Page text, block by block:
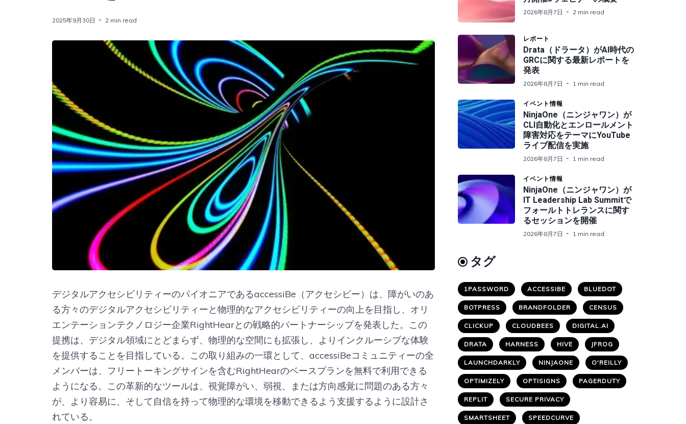
2025年9月30日 2 min read
デジタルアクセシビリティーのパイオニアであるaccessiBe（アクセシビー）は、障がいのあ
る方々のデジタルアクセシビリティーと物理的なアクセシビリティーの向上を目指し、オリ
エンテーションテクノロジー企業RightHearとの戦略的パートナーシップを発表した。この
提携は、デジタル領域にとどまらず、物理的な空間にも拡張し、よりインクルーシブな体験
を提供することを目指している。この取り組みの一環として、accessiBeコミュニティーの全
メンバーは、フリートーキングサインを含むRightHearのベースプランを無料で利用できる
ようになる。この革新的なツールは、視覚障がい、弱視、または方向感覚に問題のある方々
が、より容易に、そして自信を持って物理的な環境を移動できるよう支援するように設計さ
れている。
2026年8月7日 2 min read
レポート
Drata（ドラータ）がAI時代の
GRCに関する最新レポートを
発表
2026年8月7日 1 min read
イベント情報
NinjaOne（ニンジャワン）が
CLI自動化とエンロールメント
障害対応をテーマにYouTube
ライブ配信を実施
2026年8月7日 1 min read
イベント情報
NinjaOne（ニンジャワン）が
IT Leadership Lab Summitで
フォールトトレランスに関す
るセッションを開催
2026年8月7日 1 min read
タグ
1PASSWORD ACCESSIBE BLUEDOT
BOTPRESS BRANDFOLDER CENSUS
CLICKUP CLOUDBEES DIGITAL.AI
DRATA HARNESS HIVE JFROG
LAUNCHDARKLY NINJAONE O'REILLY
OPTIMIZELY OPTISIGNS PAGERDUTY
REPLIT SECURE PRIVACY
SMARTSHEET SPEEDCURVE